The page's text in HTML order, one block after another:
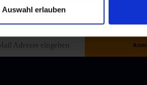
Auswahl erlauben